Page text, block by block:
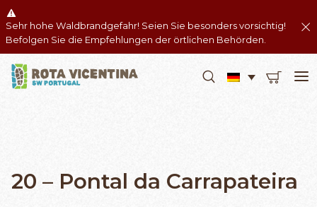
Sehr hohe Waldbrandgefahr! Seien Sie besonders vorsichtig!
Befolgen Sie die Empfehlungen der örtlichen Behörden.
20 – Pontal da Carrapateira